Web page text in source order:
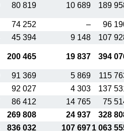
80 819 10 689 189
74 252 – 96
45 394 9 148 107
200 465 19 837 394
91 369 5 869 115
92 027 4 303 137
86 412 14 765 75
269 808 24 937 328
836 032 107 6971 063